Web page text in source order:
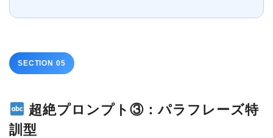
SECTION 05
超絶プロンプト③：パラフレーズ特
訓型